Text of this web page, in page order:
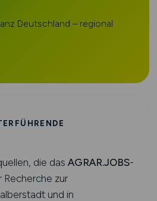
Deutschland – regional
die das AGRAR.JOBS-
Recherche zur
und in